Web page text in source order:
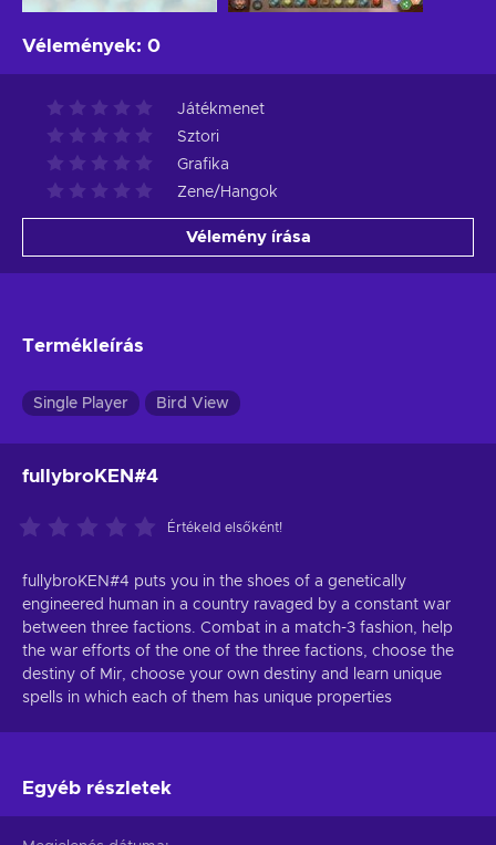
Vélemények: 0
Játékmenet
Sztori
Grafika
Zene/Hangok
Vélemény írása
Termékleírás
Single Player Bird View
fullybroKEN#4
Értékeld elsőként!
fullybroKEN#4 puts you in the shoes of a genetically
engineered human in a country ravaged by a constant war
between three factions. Combat in a match-3 fashion, help
the war efforts of the one of the three factions, choose the
destiny of Mir, choose your own destiny and learn unique
spells in which each of them has unique properties
Egyéb részletek